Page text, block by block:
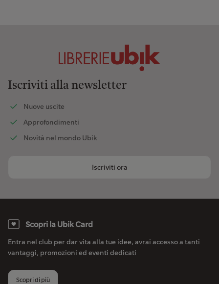
Iscriviti alla newsletter
Nuove uscite
Approfondimenti
Novità nel mondo Ubik
Iscriviti ora
Scopri la Ubik Card
Entra nel club per dar vita alla tue idee, avrai accesso a tanti
vantaggi, promozioni ed eventi dedicati
Scopri di più